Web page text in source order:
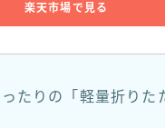
楽天市場で見る
たりの「軽量折りた